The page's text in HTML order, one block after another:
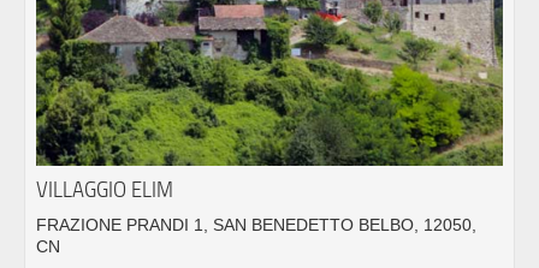
VILLAGGIO ELIM
FRAZIONE PRANDI 1, SAN BENEDETTO BELBO, 12050,
CN